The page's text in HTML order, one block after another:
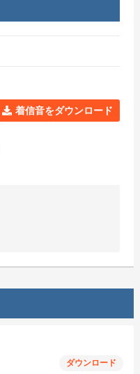
着信音をダウンロード
ダウンロード